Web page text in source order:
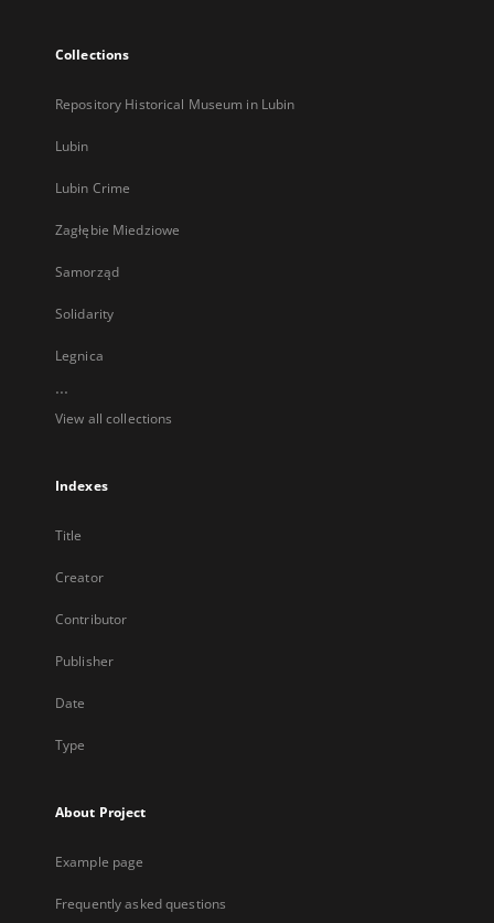
Collections
Repository Historical Museum in Lubin
Lubin
Lubin Crime
Zagłębie Miedziowe
Samorząd
Solidarity
Legnica
...
View all collections
Indexes
Title
Creator
Contributor
Publisher
Date
Type
About Project
Example page
Frequently asked questions